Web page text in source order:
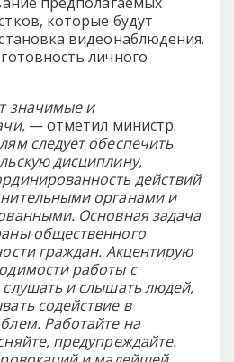
которые будут
видеонаблюдения.
личного
значимые и
— отметил министр.
следует обеспечить
дисциплину,
действий
органами и
Основная задача
общественного
граждан. Акцентирую
работы с
и слышать людей,
содействие в
Работайте на
предупреждайте.